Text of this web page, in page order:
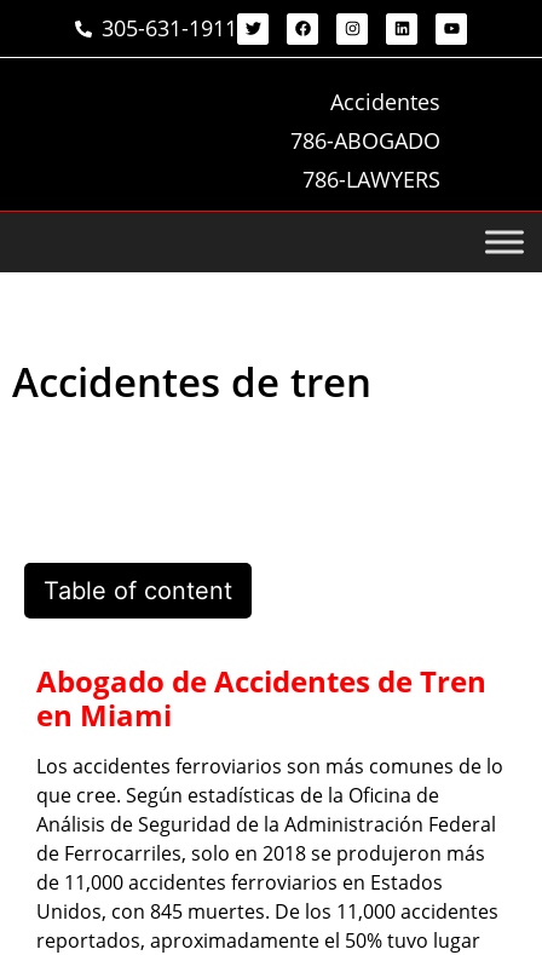
305-631-1911
Accidentes
786-ABOGADO
786-LAWYERS
Accidentes de tren
Table of content
Abogado de Accidentes de Tren
en Miami
Los accidentes ferroviarios son más comunes de lo
que cree. Según estadísticas de la Oficina de
Análisis de Seguridad de la Administración Federal
de Ferrocarriles, solo en 2018 se produjeron más
de 11,000 accidentes ferroviarios en Estados
Unidos, con 845 muertes. De los 11,000 accidentes
reportados, aproximadamente el 50% tuvo lugar